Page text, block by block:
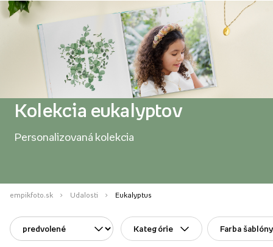
Kolekcia eukalyptov
Personalizovaná kolekcia
empikfoto.sk Udalosti Eukalyptus
Kategórie Farba šablóny